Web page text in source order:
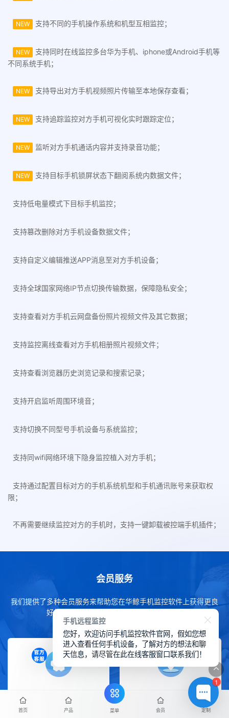
NEW 支持不同的手机操作系统和机型互相监控；
NEW
支持同时在线监控多台华为手机、iphone或Android手机等
不同系统手机；
NEW 支持导出对方手机视频照片传输至本地保存查看；
NEW 支持追踪监控对方手机可视化实时跟踪定位；
NEW 监听对方手机通话内容并支持录音功能；
NEW 支持目标手机锁屏状态下翻阅系统内数据文件；
支持低电量模式下目标手机监控；
支持篡改删除对方手机设备数据文件；
支持自定义编辑推送APP消息至对方手机设备；
支持全球国家网络IP节点切换传输数据，保障隐私安全；
支持查看对方手机云网盘备份照片视频文件及其它数据；
支持监控离线查看对方手机相册照片视频文件；
支持查看浏览器历史浏览记录和搜索记录；
支持开启监听周围环境音；
支持切换不同型号手机设备与系统监控；
支持同wifi网络环境下隐身监控植入对方手机；
支持通过配置目标对方的手机系统机型和手机通讯账号来获取权
限；
不再需要继续监控对方的手机时，支持一键卸载被控端手机插件；
会员服务
我们提供了多种会员服务来帮助您在华鲸手机监控软件上获得更良
好的体验，下方详细了解我们的会员服务。
免费更新迭代 免费售后服务
首页 产品 菜单 会员 定制
1
手机远程监控
您好，欢迎访问手机监控软件官网，假如您想
进入查看任何手机设备，了解对方的想法和聊
天信息，请尽管在此在线客服窗口联系我们！